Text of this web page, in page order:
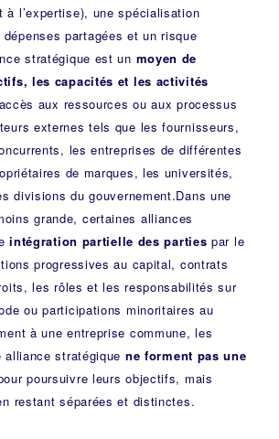
à l’expertise), une spécialisation
partagées et un risque
stratégique est un moyen de
les capacités et les activités
aux ressources ou aux processus
externes tels que les fournisseurs,
les entreprises de différentes
de marques, les universités,
divisions du gouvernement.Dans une
grande, certaines alliances
intégration partielle des parties par le
progressives au capital, contrats
les rôles et les responsabilités sur
ou participations minoritaires au
à une entreprise commune, les
alliance stratégique ne forment pas une
poursuivre leurs objectifs, mais
restant séparées et distinctes.